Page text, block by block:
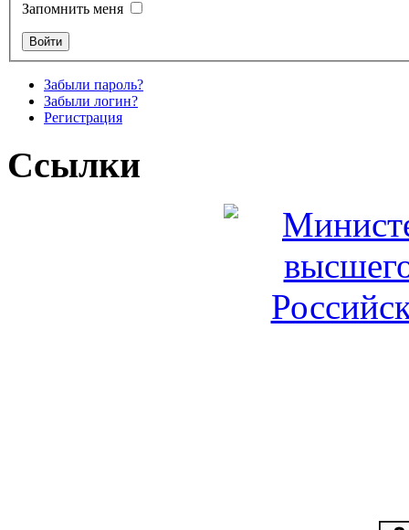
Запомнить меня
Забыли пароль?
Забыли логин?
Регистрация
Ссылки